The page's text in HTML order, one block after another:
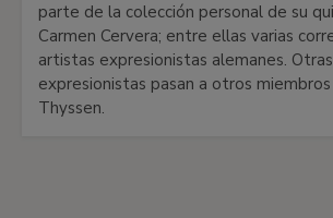
parte de la colección personal de su
Carmen Cervera; entre ellas varias
artistas expresionistas alemanes.
expresionistas pasan a otros
Thyssen.